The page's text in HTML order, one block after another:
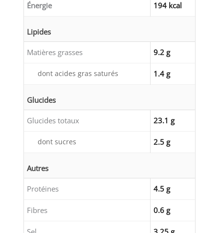
Énergie 194 kcal
Lipides
Matières grasses 9.2 g
dont acides gras saturés 1.4 g
Glucides
Glucides totaux 23.1 g
dont sucres 2.5 g
Autres
Protéines 4.5 g
Fibres 0.6 g